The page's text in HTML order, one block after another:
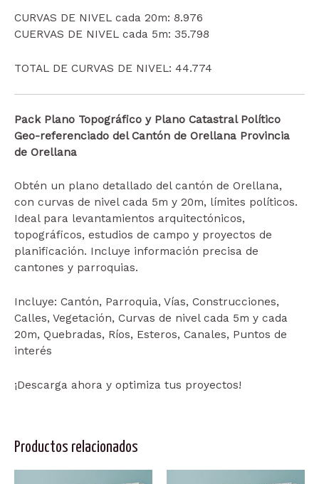
CURVAS DE NIVEL cada 20m: 8.976
CUERVAS DE NIVEL cada 5m: 35.798
TOTAL DE CURVAS DE NIVEL: 44.774
Pack Plano Topográfico y Plano Catastral Político
Geo-referenciado del Cantón de Orellana Provincia
de Orellana
Obtén un plano detallado del cantón de Orellana,
con curvas de nivel cada 5m y 20m, límites políticos.
Ideal para levantamientos arquitectónicos,
topográficos, estudios de campo y proyectos de
planificación. Incluye información precisa de
cantones y parroquias.
Incluye: Cantón, Parroquia, Vías, Construcciones,
Calles, Vegetación, Curvas de nivel cada 5m y cada
20m, Quebradas, Ríos, Esteros, Canales, Puntos de
interés
¡Descarga ahora y optimiza tus proyectos!
Productos relacionados